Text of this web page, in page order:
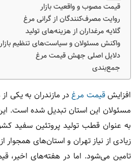
قیمت مصوب و واقعیت بازار
روایت مصرف‌کنندگان از گرانی مرغ
گلایه مرغداران از هزینه‌های تولید
واکنش مسئولان و سیاست‌های تنظیم بازار
دلایل اصلی جهش قیمت مرغ
جمع‌بندی
افزایشقیمت مرغدر مازندران به یکی
مسئولان این استان تبدیل شده است.
به عنوان قطب تولید پروتئین سفید
زیادی از نیاز تهران و استان‌های
تامین می‌شود. اما در هفته‌های اخیر،